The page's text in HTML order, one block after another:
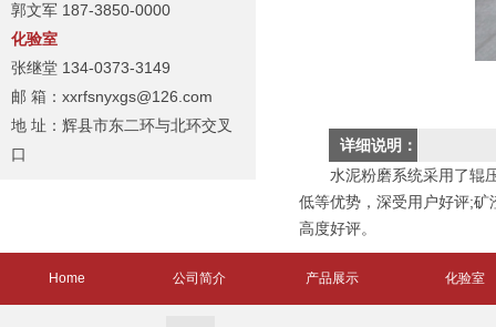
郭文军 187-3850-0000
化验室
张继堂 134-0373-3149
邮 箱：xxrfsnyxgs@126.com
地 址：辉县市东二环与北环交叉
口
详细说明：
水泥粉磨系统采用了辊压
低等优势，深受用户好评;
高度好评。
Home 公司简介 产品展示 化验室